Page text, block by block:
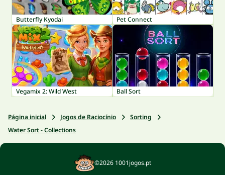
Butterfly Kyodai Pet Connect
Vegamix 2: Wild West Ball Sort
Página inicial Jogos de Raciocínio
Sorting
Water Sort - Collections
©2026 1001jogos.pt